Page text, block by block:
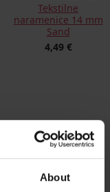
About
Tekstilne
naramenice 14 mm
Sand
4,49 €